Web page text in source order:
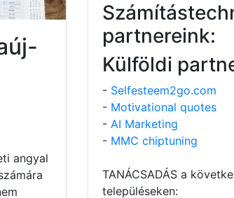
angyal
partnereink:
Külföldi
- Selfesteem2go.com
- Motivational quotes
- AI Marketing
- MMC chiptuning
TANÁCSADÁS a
településeken: